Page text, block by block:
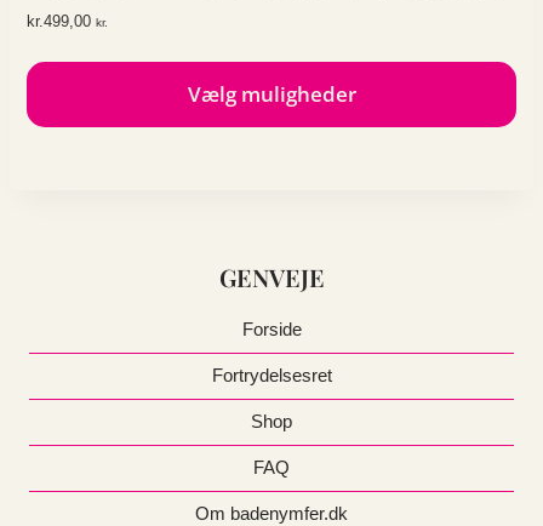
varesiden
kr.499,00 kr.
Vælg muligheder
på
GENVEJE
Forside
Fortrydelsesret
Shop
FAQ
Om badenymfer.dk